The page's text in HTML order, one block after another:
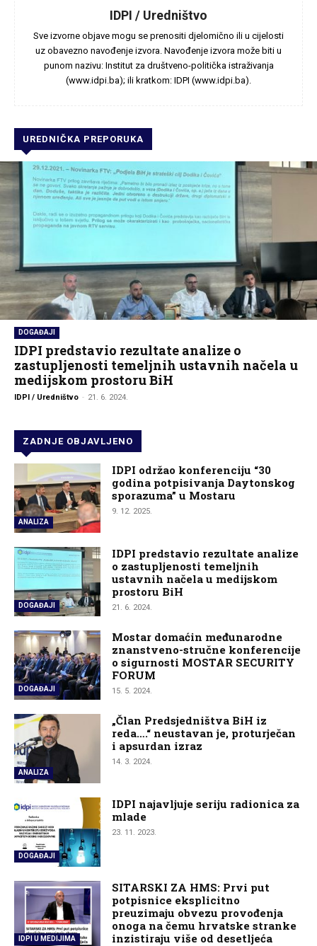
IDPI / Uredništvo
Sve izvorne objave mogu se prenositi djelomično ili u cijelosti
uz obavezno navođenje izvora. Navođenje izvora može biti u
punom nazivu: Institut za društveno-politička istraživanja
(www.idpi.ba); ili kratkom: IDPI (www.idpi.ba).
UREDNIČKA PREPORUKA
DOGAĐAJI
IDPI predstavio rezultate analize o
zastupljenosti temeljnih ustavnih načela u
medijskom prostoru BiH
IDPI / Uredništvo - 21. 6. 2024.
ZADNJE OBJAVLJENO
ANALIZA
IDPI održao konferenciju “30
godina potpisivanja Daytonskog
sporazuma” u Mostaru
9. 12. 2025.
DOGAĐAJI
IDPI predstavio rezultate analize
o zastupljenosti temeljnih
ustavnih načela u medijskom
prostoru BiH
21. 6. 2024.
DOGAĐAJI
Mostar domaćin međunarodne
znanstveno-stručne konferencije
o sigurnosti MOSTAR SECURITY
FORUM
15. 5. 2024.
ANALIZA
„Član Predsjedništva BiH iz
reda….“ neustavan je, proturječan
i apsurdan izraz
14. 3. 2024.
DOGAĐAJI
IDPI najavljuje seriju radionica za
mlade
23. 11. 2023.
IDPI U MEDIJIMA
SITARSKI ZA HMS: Prvi put
potpisnice eksplicitno
preuzimaju obvezu provođenja
onoga na čemu hrvatske stranke
inzistiraju više od desetljeća